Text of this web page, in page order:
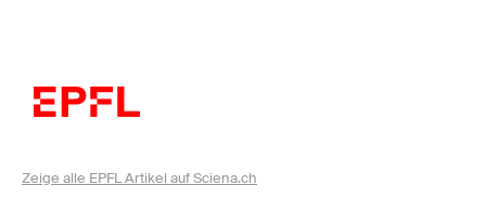
Zeige alle EPFL Artikel auf Sciena.ch